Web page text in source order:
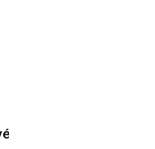
slávnosti -